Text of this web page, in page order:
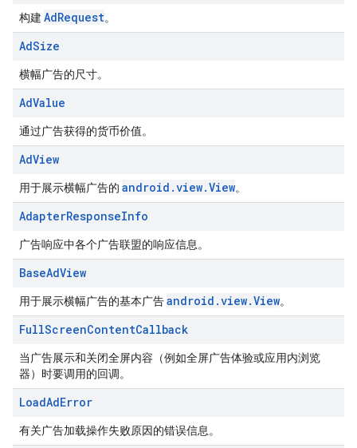
构建 AdRequest。
AdSize
横幅广告的尺寸。
AdValue
通过广告获得的货币价值。
AdView
用于展示横幅广告的 android.view.View。
AdapterResponseInfo
广告响应中各个广告联盟的响应信息。
BaseAdView
用于展示横幅广告的基本广告android.view.View。
FullScreenContentCallback
当广告展示和关闭全屏内容（例如全屏广告体验或应用内浏览
器）时要调用的回调。
LoadAdError
有关广告加载操作失败原因的错误信息。